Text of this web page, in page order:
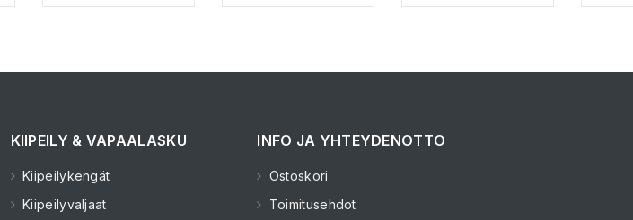
KIIPEILY & VAPAALASKU
Kiipeilykengät
Kiipeilyvaljaat
INFO JA YHTEYDENOTTO
Ostoskori
Toimitusehdot